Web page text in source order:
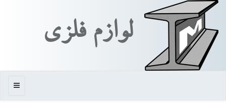
لوازم فلزی
منو